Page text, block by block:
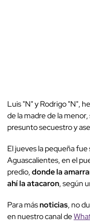
Luis "N" y Rodrigo "N",
de la madre de la
presunto secuestro y
El jueves la pequeña
Aguascalientes, en el
predio,donde la
ahí la atacaron, según
Para másnoticias, no
en nuestro canal de